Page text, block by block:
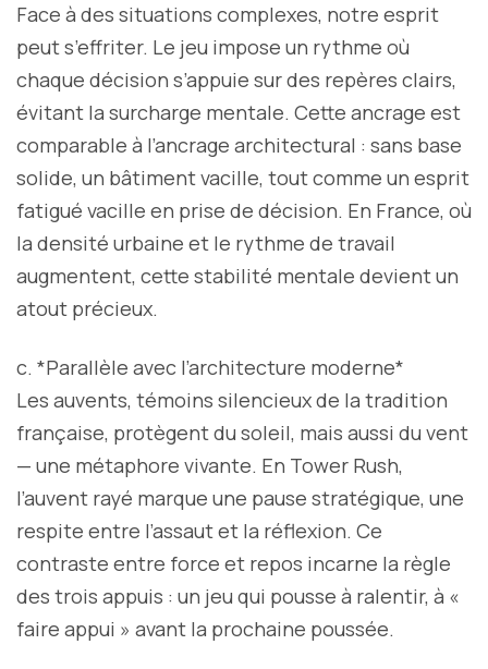
Face à des situations complexes, notre esprit
peut s’effriter. Le jeu impose un rythme où
chaque décision s’appuie sur des repères clairs,
évitant la surcharge mentale. Cette ancrage est
comparable à l’ancrage architectural : sans base
solide, un bâtiment vacille, tout comme un esprit
fatigué vacille en prise de décision. En France, où
la densité urbaine et le rythme de travail
augmentent, cette stabilité mentale devient un
atout précieux.
c. *Parallèle avec l’architecture moderne*
Les auvents, témoins silencieux de la tradition
française, protègent du soleil, mais aussi du vent
— une métaphore vivante. En Tower Rush,
l’auvent rayé marque une pause stratégique, une
respite entre l’assaut et la réflexion. Ce
contraste entre force et repos incarne la règle
des trois appuis : un jeu qui pousse à ralentir, à «
faire appui » avant la prochaine poussée.